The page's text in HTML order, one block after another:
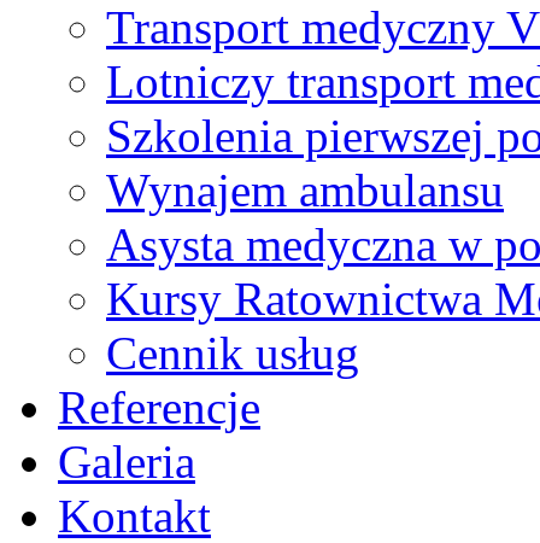
Transport medyczny
Lotniczy transport
Szkolenia pierwszej
Wynajem ambulansu
Asysta medyczna w
Kursy Ratownictwa
Cennik usług
Referencje
Galeria
Kontakt